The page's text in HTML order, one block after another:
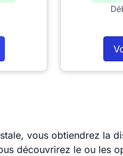
vous obtiendrez la
découvrirez le ou les